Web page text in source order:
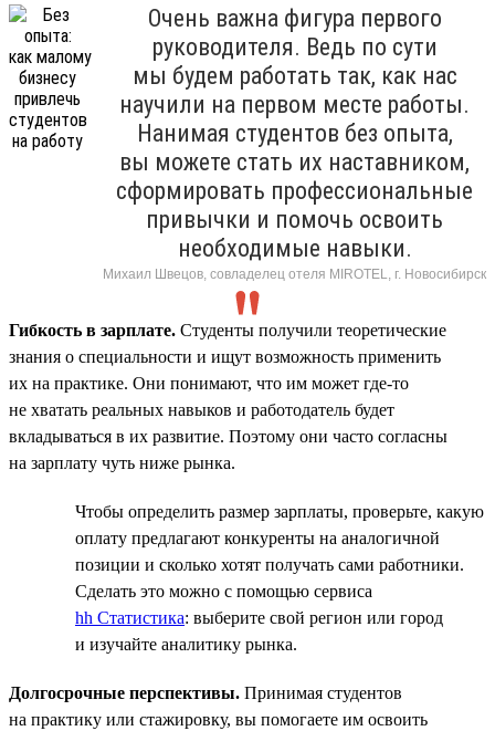
Очень важна фигура первого
руководителя. Ведь по сути
мы будем работать так, как нас
научили на первом месте работы.
Нанимая студентов без опыта,
вы можете стать их наставником,
сформировать профессиональные
привычки и помочь освоить
необходимые навыки.
Михаил Швецов, совладелец отеля MIROTEL, г. Новосибирск
Гибкость в зарплате. Студенты получили теоретические
знания о специальности и ищут возможность применить
их на практике. Они понимают, что им может где-то
не хватать реальных навыков и работодатель будет
вкладываться в их развитие. Поэтому они часто согласны
на зарплату чуть ниже рынка.
Чтобы определить размер зарплаты, проверьте, какую
оплату предлагают конкуренты на аналогичной
позиции и сколько хотят получать сами работники.
Сделать это можно с помощью сервиса
hh Статистика: выберите свой регион или город
и изучайте аналитику рынка.
Долгосрочные перспективы. Принимая студентов
на практику или стажировку, вы помогаете им освоить